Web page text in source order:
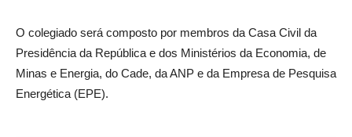
O colegiado será composto por membros da Casa Civil da
Presidência da República e dos Ministérios da Economia, de
Minas e Energia, do Cade, da ANP e da Empresa de Pesquisa
Energética (EPE).